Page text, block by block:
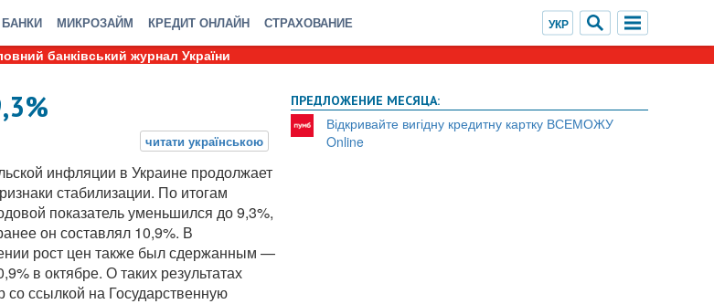
БАНКИ МИКРОЗАЙМ КРЕДИТ ОНЛАЙН СТРАХОВАНИЕ
банківський журнал України
инфляции в Украине продолжает
стабилизации. По итогам
показатель уменьшился до 9,3%,
он составлял 10,9%. В
рост цен также был сдержанным —
в октябре. О таких результатах
со ссылкой на Государственную
ПРЕДЛОЖЕНИЕ МЕСЯЦА:
Відкривайте вигідну кредитну картку ВСЕМОЖУ
Online